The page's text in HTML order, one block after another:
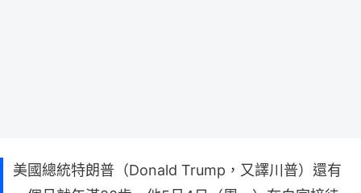
美國總統特朗普（Donald Trump，又譯川普）還有